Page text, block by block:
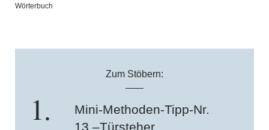
Wörterbuch
Zum Stöbern:
Mini-Methoden-Tipp-Nr.
13 –Türsteher